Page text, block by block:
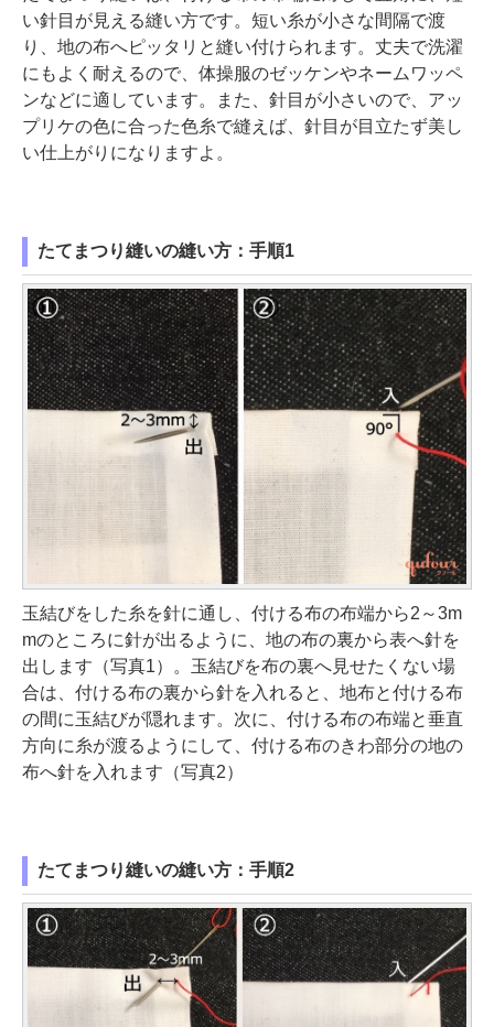
い針目が見える縫い方です。短い糸が小さな間隔で渡
り、地の布へピッタリと縫い付けられます。丈夫で洗濯
にもよく耐えるので、体操服のゼッケンやネームワッペ
ンなどに適しています。また、針目が小さいので、アッ
プリケの色に合った色糸で縫えば、針目が目立たず美し
い仕上がりになりますよ。
たてまつり縫いの縫い方：手順1
玉結びをした糸を針に通し、付ける布の布端から2～3m
mのところに針が出るように、地の布の裏から表へ針を
出します（写真1）。玉結びを布の裏へ見せたくない場
合は、付ける布の裏から針を入れると、地布と付ける布
の間に玉結びが隠れます。次に、付ける布の布端と垂直
方向に糸が渡るようにして、付ける布のきわ部分の地の
布へ針を入れます（写真2）
たてまつり縫いの縫い方：手順2